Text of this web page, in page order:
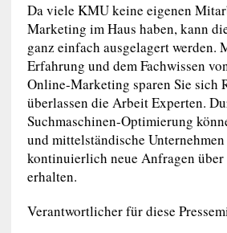
Da viele KMU keine eigenen
Marketing im Haus haben, kann
ganz einfach ausgelagert werden.
Erfahrung und dem Fachwissen
Online-Marketing sparen Sie sich
überlassen die Arbeit Experten.
Suchmaschinen-Optimierung
und mittelständische
kontinuierlich neue Anfragen über
erhalten.
Verantwortlicher für diese